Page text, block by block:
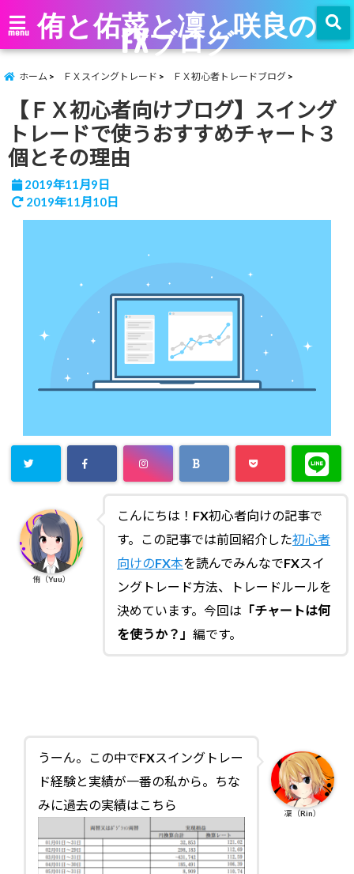
menu 侑と佑菜と凜と咲良の
FXブログ
ホーム ＦＸスイングトレード ＦＸ初心者トレードブログ
【ＦＸ初心者向けブログ】スイング
トレードで使うおすすめチャート３
個とその理由
2019年11月9日
2019年11月10日
こんにちは！FX初心者向けの記事で
す。この記事では前回紹介した初心者
向けのFX本を読んでみんなでFXスイ
ングトレード方法、トレードルールを
決めています。今回は 「チャートは何
を使うか？」 編です。
侑（Yuu）
うーん。この中でFXスイングトレー
ド経験と実績が一番の私から。ちな
みに過去の実績はこちら
凜（Rin）